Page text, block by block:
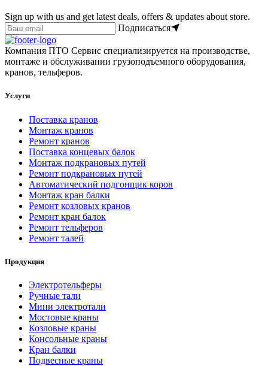
Sign up with us and get latest deals, offers & updates about store.
Подписаться
Компания ПТО Сервис специализируется на производстве,
монтаже и обслуживании грузоподъемного оборудования,
кранов, тельферов.
Услуги
Поставка кранов
Монтаж кранов
Ремонт кранов
Поставка концевых балок
Монтаж подкрановых путей
Ремонт подкрановых путей
Автоматический подгонщик коров
Монтаж кран балки
Ремонт козловых кранов
Ремонт кран балок
Ремонт тельферов
Ремонт талей
Продукция
Электротельферы
Ручные тали
Мини электротали
Мостовые краны
Козловые краны
Консольные краны
Кран балки
Подвесные краны